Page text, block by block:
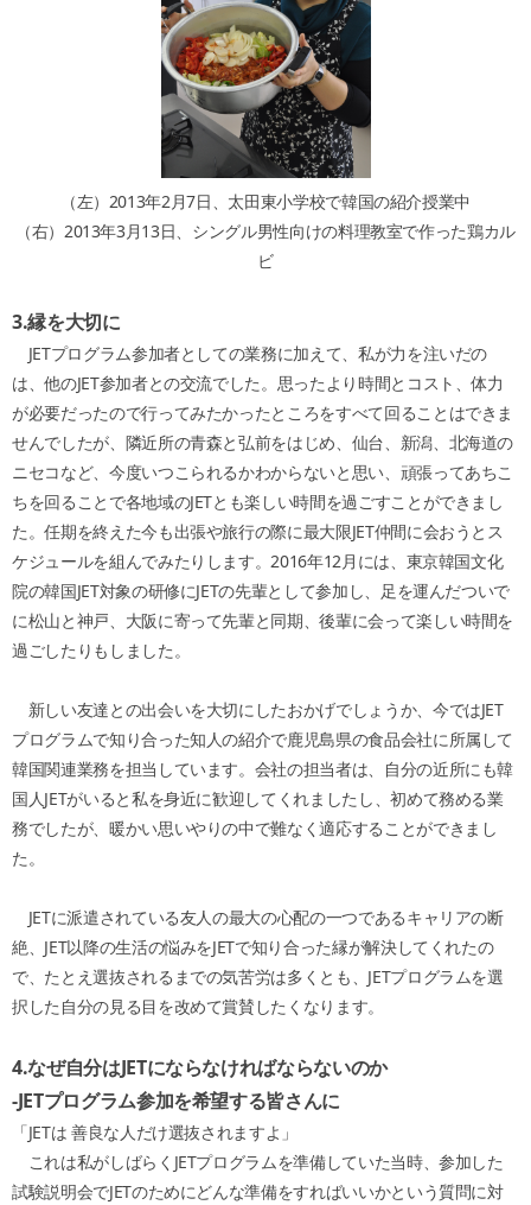
（左）2013年2月7日、太田東小学校で韓国の紹介授業中
（右）2013年3月13日、シングル男性向けの料理教室で作った鶏カル
ビ
3.縁を大切に
JETプログラム参加者としての業務に加えて、私が力を注いだの
は、他のJET参加者との交流でした。思ったより時間とコスト、体力
が必要だったので行ってみたかったところをすべて回ることはできま
せんでしたが、隣近所の青森と弘前をはじめ、仙台、新潟、北海道の
ニセコなど、今度いつこられるかわからないと思い、頑張ってあちこ
ちを回ることで各地域のJETとも楽しい時間を過ごすことができまし
た。任期を終えた今も出張や旅行の際に最大限JET仲間に会おうとス
ケジュールを組んでみたりします。2016年12月には、東京韓国文化
院の韓国JET対象の研修にJETの先輩として参加し、足を運んだついで
に松山と神戸、大阪に寄って先輩と同期、後輩に会って楽しい時間を
過ごしたりもしました。
新しい友達との出会いを大切にしたおかげでしょうか、今ではJET
プログラムで知り合った知人の紹介で鹿児島県の食品会社に所属して
韓国関連業務を担当しています。会社の担当者は、自分の近所にも韓
国人JETがいると私を身近に歓迎してくれましたし、初めて務める業
務でしたが、暖かい思いやりの中で難なく適応することができまし
た。
JETに派遣されている友人の最大の心配の一つであるキャリアの断
絶、JET以降の生活の悩みをJETで知り合った縁が解決してくれたの
で、たとえ選抜されるまでの気苦労は多くとも、JETプログラムを選
択した自分の見る目を改めて賞賛したくなります。
4.なぜ自分はJETにならなければならないのか
-JETプログラム参加を希望する皆さんに
「JETは 善良な人だけ選抜されますよ」
これは私がしばらくJETプログラムを準備していた当時、参加した
試験説明会でJETのためにどんな準備をすればいいかという質問に対